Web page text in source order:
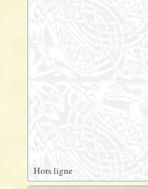
Hors ligne